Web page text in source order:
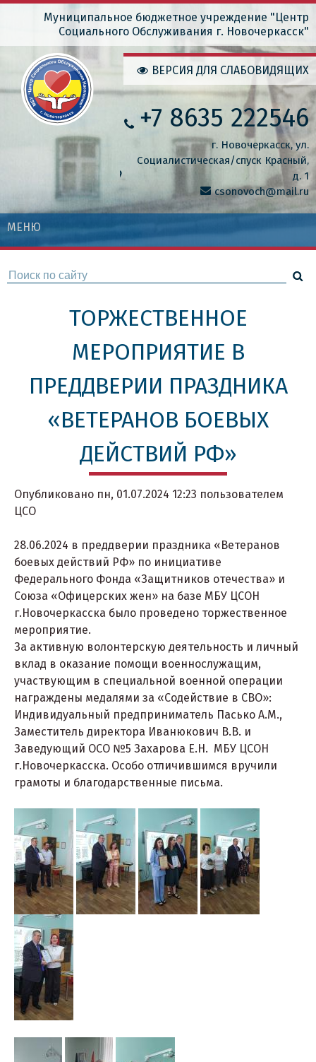
Перейти
к
основному
содержанию
Муниципальное бюджетное учреждение "Центр
Социального Обслуживания г. Новочеркасск"
ВЕРСИЯ ДЛЯ СЛАБОВИДЯЩИХ
+7 8635 222546
г. Новочеркасск, ул.
Социалистическая/спуск Красный,
д. 1
csonovoch@mail.ru
МЕНЮ
ТОРЖЕСТВЕННОЕ
МЕРОПРИЯТИЕ В
ПРЕДДВЕРИИ ПРАЗДНИКА
«ВЕТЕРАНОВ БОЕВЫХ
ДЕЙСТВИЙ РФ»
Опубликовано пн, 01.07.2024 12:23 пользователем
ЦСО
28.06.2024 в преддверии праздника «Ветеранов
боевых действий РФ» по инициативе
Федерального Фонда «Защитников отечества» и
Союза «Офицерских жен» на базе МБУ ЦСОН
г.Новочеркасска было проведено торжественное
мероприятие.
За активную волонтерскую деятельность и личный
вклад в оказание помощи военнослужащим,
участвующим в специальной военной операции
награждены медалями за «Содействие в СВО»:
Индивидуальный предприниматель Пасько А.М.,
Заместитель директора Иванюкович В.В. и
Заведующий ОСО №5 Захарова Е.Н. МБУ ЦСОН
г.Новочеркасска. Особо отличившимся вручили
грамоты и благодарственные письма.